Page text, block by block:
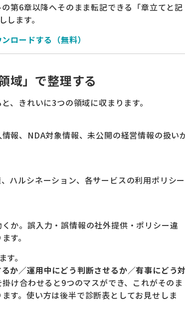
第6章以降へそのまま転記できる「章立てと記
ます。
ロードする（無料）
域」で整理する
、きれいに3つの領域に収まります。
報、NDA対象情報、未公開の経営情報の扱い
ハルシネーション、各サービスの利用ポリシー
か。誤入力・誤情報の社外提供・ポリシー違
す。
。
か／運用中にどう判断させるか／有事にどう
け合わせると9つのマスができ、これがそのま
す。使い方は後半で診断表としてお見せしま